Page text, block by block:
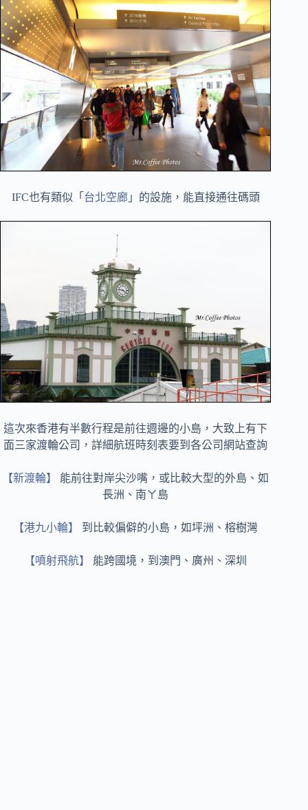
IFC也有類似「 台北空廊」的設施，能直接通往碼頭
這次來香港有半數行程是前往週邊的小島，大致上有下
面三家渡輪公司，詳細航班時刻表要到各公司網站查詢
【新渡輪】
能前往對岸尖沙嘴，或比較大型的外島、如
長洲、南ㄚ島
【港九小輪】 到比較偏僻的小島，如坪洲、榕樹灣
【噴射飛航】 能跨國境，到澳門、廣州、深圳